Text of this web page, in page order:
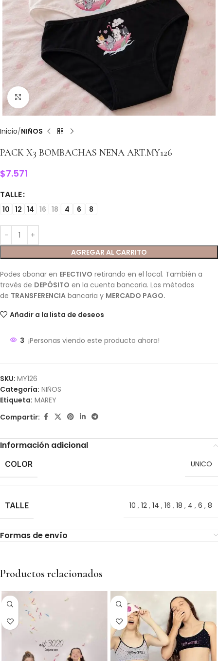
Clic para ampliar
Inicio NIÑOS
PACK X3 BOMBACHAS NENA ART.MY126
$7.571
TALLE
10 12 14 16 18 4 6 8
AGREGAR AL CARRITO
Podes abonar en EFECTIVO retirando en el local. También a
través de DEPÓSITO en la cuenta bancaria. Los métodos
de TRANSFERENCIA bancaria y MERCADO PAGO.
Añadir a la lista de deseos
3 ¡Personas viendo este producto ahora!
SKU: MY126
Categoría: NIÑOS
Etiqueta: MAREY
Compartir:
Información adicional
COLOR UNICO
TALLE 10 , 12 , 14 , 16 , 18 , 4 , 6 , 8
Formas de envío
Productos relacionados